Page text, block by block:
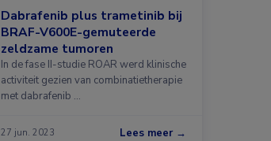
Dabrafenib plus trametinib bij
BRAF-V600E-gemuteerde
zeldzame tumoren
In de fase II-studie ROAR werd klinische
activiteit gezien van combinatietherapie
met dabrafenib …
27 jun. 2023 Lees meer →